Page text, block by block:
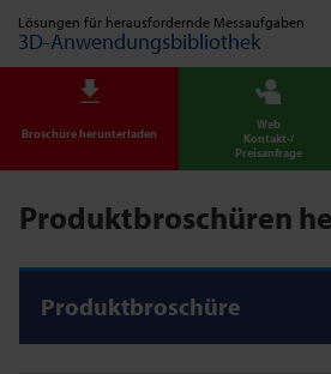
Lösungen für herausfordernde Messaufgaben
3D-Anwendungsbibliothek
Broschüre herunterladen
Web
Kontakt-/
Preisanfrage
Produktbroschüren
Produktbroschüre